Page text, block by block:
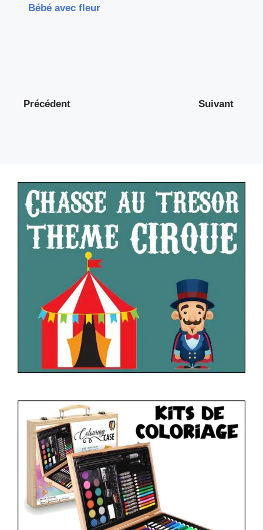
Bébé avec fleur
Précédent Suivant